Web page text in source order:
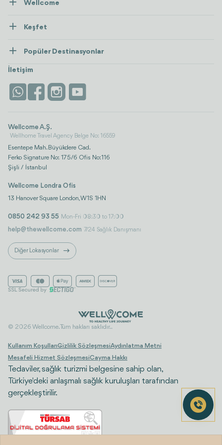
Wellcome
İletişim
Keşfet
Wellness
Konaklama
Life Platform
Popüler Destinasyonlar
Tümünü Gör
İstanbul
İletişim
Wellcome A.Ş.
Wellhome Travel Agency Belge No: 16559
Esentepe Mah. Büyükdere Cad.
Ferko Signature No: 175/6 Ofis No:116
Şişli / İstanbul
Wellcome Londra Ofis
13 Hanover Square London, W1S 1HN
0850 242 93 55 Mon-Fri 08:30 to 17:00
help@thewellcome.com 7/24 Sağlık Danışmanı
Diğer Lokasyonlar
© 2026 Wellcome. Tüm hakları saklıdır..
Kullanım KoşullarıGizlilik SözleşmesiAydınlatma Metni
Mesafeli Hizmet SözleşmesiCayma Hakkı
Tedaviler, sağlık turizmi belgesine sahip olan,
Türkiye'deki anlaşmalı sağlık kuruluşları tarafından
gerçekleştirilir.